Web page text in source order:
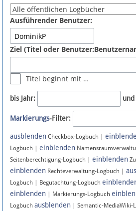
Fördermitglied werden
Fehler melden
Newsletter
Bluesky
Facebook
Instagram
Anmelden
Ausführender Benutzer:
Ziel (Titel oder
Titel beginnt mit …
bis Jahr:
Markierungs-Filter:
ausblenden Checkbox-Logbuch |
Logbuch | einblenden
Seitenberechtigung-Logbuch | einblenden
einblenden Rechteverwaltung-Logbuch |
Logbuch | Begutachtung-Logbuch
einblenden | Markierungs-Logbuch
Logbuch ausblenden | Semantic-MediaWiki-